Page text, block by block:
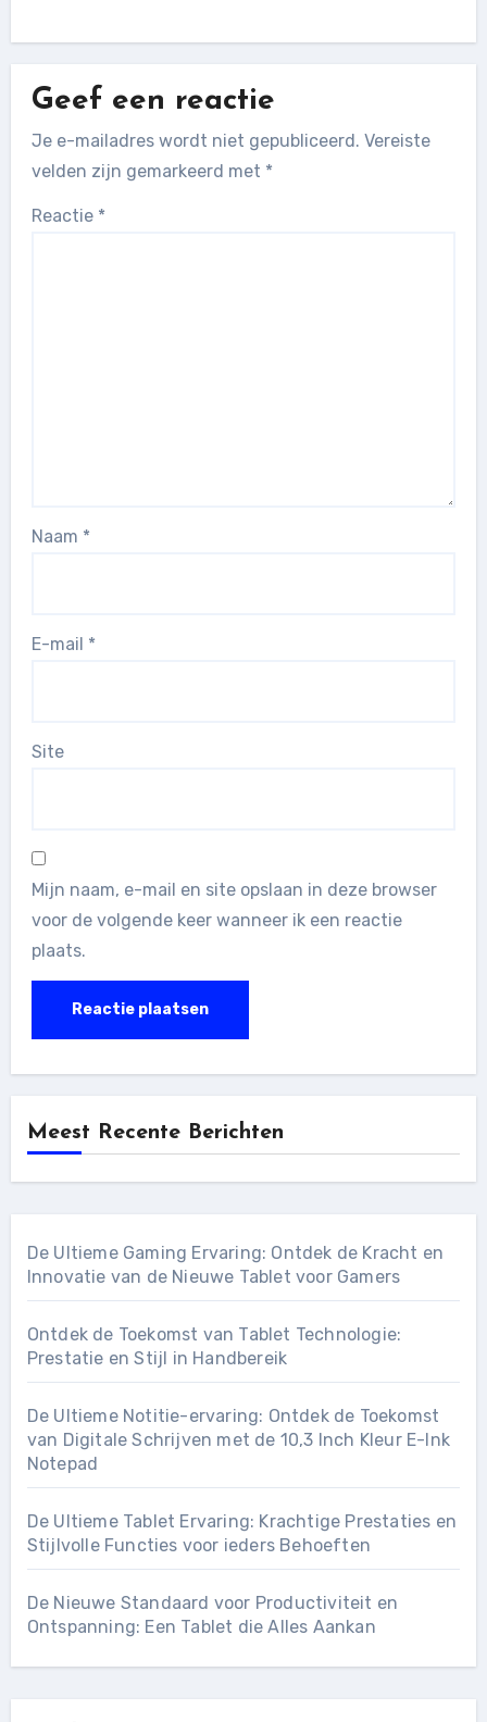
Geef een reactie
Je e-mailadres wordt niet gepubliceerd. Vereiste
velden zijn gemarkeerd met *
Reactie *
Naam *
E-mail *
Site
Mijn naam, e-mail en site opslaan in deze browser
voor de volgende keer wanneer ik een reactie
plaats.
Meest Recente Berichten
De Ultieme Gaming Ervaring: Ontdek de Kracht en
Innovatie van de Nieuwe Tablet voor Gamers
Ontdek de Toekomst van Tablet Technologie:
Prestatie en Stijl in Handbereik
De Ultieme Notitie-ervaring: Ontdek de Toekomst
van Digitale Schrijven met de 10,3 Inch Kleur E-Ink
Notepad
De Ultieme Tablet Ervaring: Krachtige Prestaties en
Stijlvolle Functies voor ieders Behoeften
De Nieuwe Standaard voor Productiviteit en
Ontspanning: Een Tablet die Alles Aankan